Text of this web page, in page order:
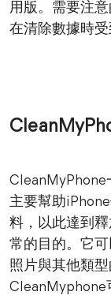
用版。需要注
在清除數據時受
CleanMyPhone
主要幫助
料，以此達到
常的目的。它可
照片與其他類
CleanMyphone